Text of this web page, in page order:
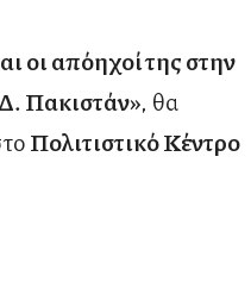
οι απόηχοί της στην
Πακιστάν», θα
Πολιτιστικό Κέντρο